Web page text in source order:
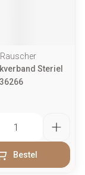
Steriel
Bestel